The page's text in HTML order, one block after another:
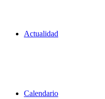
Actualidad
Calendario